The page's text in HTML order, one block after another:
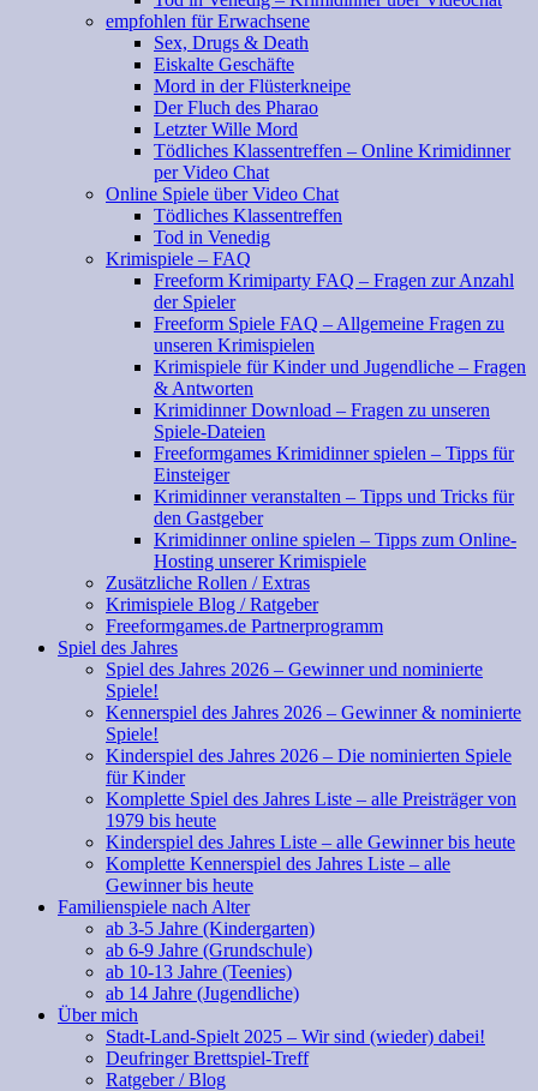
empfohlen für Erwachsene
Sex, Drugs & Death
Eiskalte Geschäfte
Mord in der Flüsterkneipe
Der Fluch des Pharao
Letzter Wille Mord
Tödliches Klassentreffen – Online Krimidinner
per Video Chat
Online Spiele über Video Chat
Tödliches Klassentreffen
Tod in Venedig
Krimispiele – FAQ
Freeform Krimiparty FAQ – Fragen zur Anzahl
der Spieler
Freeform Spiele FAQ – Allgemeine Fragen zu
unseren Krimispielen
Krimispiele für Kinder und Jugendliche – Fragen
& Antworten
Krimidinner Download – Fragen zu unseren
Spiele-Dateien
Freeformgames Krimidinner spielen – Tipps für
Einsteiger
Krimidinner veranstalten – Tipps und Tricks für
den Gastgeber
Krimidinner online spielen – Tipps zum Online-
Hosting unserer Krimispiele
Zusätzliche Rollen / Extras
Krimispiele Blog / Ratgeber
Freeformgames.de Partnerprogramm
Spiel des Jahres
Spiel des Jahres 2026 – Gewinner und nominierte
Spiele!
Kennerspiel des Jahres 2026 – Gewinner & nominierte
Spiele!
Kinderspiel des Jahres 2026 – Die nominierten Spiele
für Kinder
Komplette Spiel des Jahres Liste – alle Preisträger von
1979 bis heute
Kinderspiel des Jahres Liste – alle Gewinner bis heute
Komplette Kennerspiel des Jahres Liste – alle
Gewinner bis heute
Familienspiele nach Alter
ab 3-5 Jahre (Kindergarten)
ab 6-9 Jahre (Grundschule)
ab 10-13 Jahre (Teenies)
ab 14 Jahre (Jugendliche)
Über mich
Stadt-Land-Spielt 2025 – Wir sind (wieder) dabei!
Deufringer Brettspiel-Treff
Ratgeber / Blog